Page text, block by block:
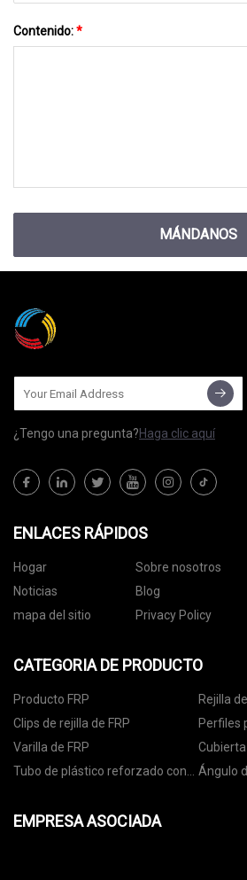
Contenido:*
MÁNDANOS
¿Tengo una pregunta?Haga clic aquí
ENLACES RÁPIDOS
Hogar Sobre nosotros
Noticias
Blog
mapa del sitio
Privacy Policy
CATEGORIA DE PRODUCTO
Producto FRP
Rejilla
Clips de rejilla de FRP
Perfiles
Varilla de FRP
Cubierta
Tubo de plástico reforzado con
Ángulo
EMPRESA ASOCIADA